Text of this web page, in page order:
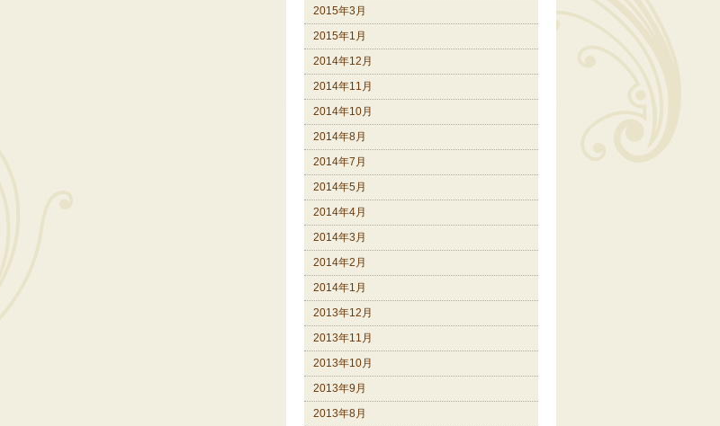
2015年3月
2015年1月
2014年12月
2014年11月
2014年10月
2014年8月
2014年7月
2014年5月
2014年4月
2014年3月
2014年2月
2014年1月
2013年12月
2013年11月
2013年10月
2013年9月
2013年8月